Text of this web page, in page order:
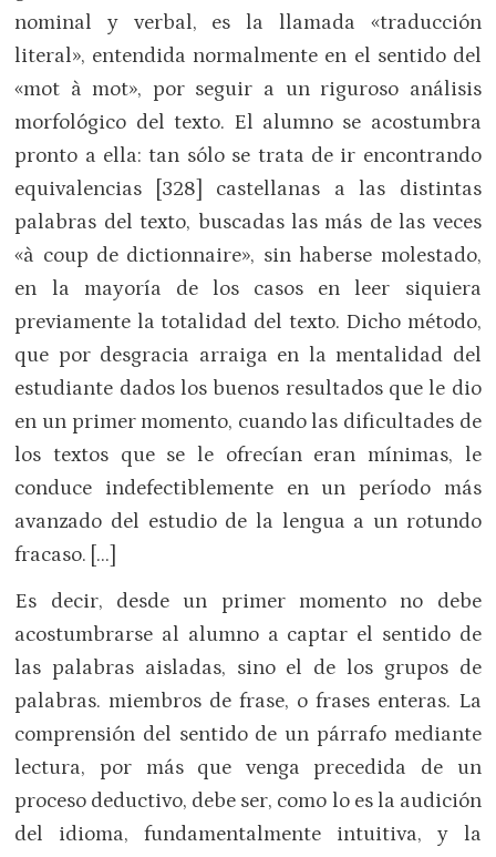
nominal y verbal, es la llamada «traducción
literal», entendida normalmente en el sentido del
«mot à mot», por seguir a un riguroso análisis
morfológico del texto. El alumno se acostumbra
pronto a ella: tan sólo se trata de ir encontrando
equivalencias [328] castellanas a las distintas
palabras del texto, buscadas las más de las veces
«à coup de dictionnaire», sin haberse molestado,
en la mayoría de los casos en leer siquiera
previamente la totalidad del texto. Dicho método,
que por desgracia arraiga en la mentalidad del
estudiante dados los buenos resultados que le dio
en un primer momento, cuando las dificultades de
los textos que se le ofrecían eran mínimas, le
conduce indefectiblemente en un período más
avanzado del estudio de la lengua a un rotundo
fracaso. […]
Es decir, desde un primer momento no debe
acostumbrarse al alumno a captar el sentido de
las palabras aisladas, sino el de los grupos de
palabras. miembros de frase, o frases enteras. La
comprensión del sentido de un párrafo mediante
lectura, por más que venga precedida de un
proceso deductivo, debe ser, como lo es la audición
del idioma, fundamentalmente intuitiva, y la